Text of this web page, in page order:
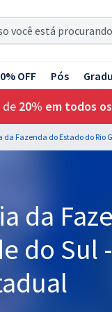
OFF Pós
de 20% em todos
da
do Sul